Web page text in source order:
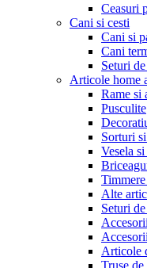
Ceasuri
Cani si cesti
Cani si
Cani
Seturi
Articole home
Rame si
Pusculite
Sorturi
Vesela
Alte
Seturi
Articole
Truse